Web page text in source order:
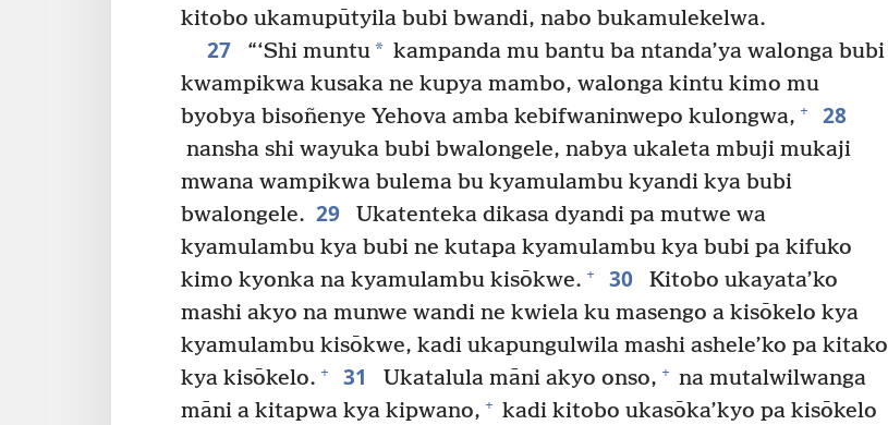
kitobo ukamupūtyila bubi bwandi, nabo bukamulekelwa.
27 “‘Shi muntu* kampanda mu bantu ba ntanda’ya walonga bubi
kwampikwa kusaka ne kupya mambo, walonga kintu kimo mu
byobya bisoñenye Yehova amba kebifwaninwepo kulongwa, + 28
nansha shi wayuka bubi bwalongele, nabya ukaleta mbuji mukaji
mwana wampikwa bulema bu kyamulambu kyandi kya bubi
bwalongele. 29
Ukatenteka dikasa dyandi pa mutwe wa
kyamulambu kya bubi ne kutapa kyamulambu kya bubi pa kifuko
kimo kyonka na kyamulambu kisōkwe. + 30
Kitobo ukayata’ko
mashi akyo na munwe wandi ne kwiela ku masengo a kisōkelo kya
kyamulambu kisōkwe, kadi ukapungulwila mashi ashele’ko pa kitako
kya kisōkelo. + 31 Ukatalula māni akyo onso, + na mutalwilwanga
māni a kitapwa kya kipwano, + kadi kitobo ukasōka’kyo pa kisōkelo